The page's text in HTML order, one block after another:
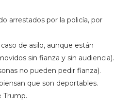
arrestados por la policía, por
de asilo, aunque están
sin fianza y sin audiencia).
no pueden pedir fianza).
que son deportables.
Trump.